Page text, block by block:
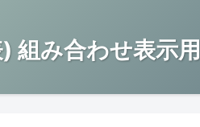
組み合わせ表示